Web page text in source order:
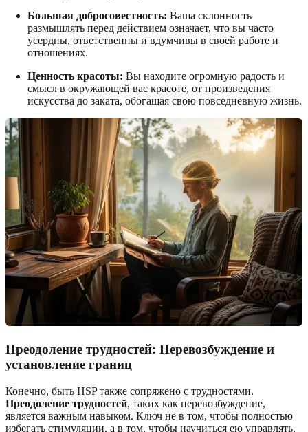
Большая добросовестность: Ваша склонность
размышлять перед действием означает, что вы часто
усердны, ответственны и вдумчивы в своей работе и
отношениях.
Ценность красоты: Вы находите огромную радость и
смысл в окружающей вас красоте, от произведения
искусства до заката, обогащая свою повседневную жизнь.
Преодоление трудностей: Перевозбуждение и
установление границ
Конечно, быть HSP также сопряжено с трудностями.
Преодоление трудностей, таких как перевозбуждение,
является важным навыком. Ключ не в том, чтобы полностью
избегать стимуляции, а в том, чтобы научиться ею управлять.